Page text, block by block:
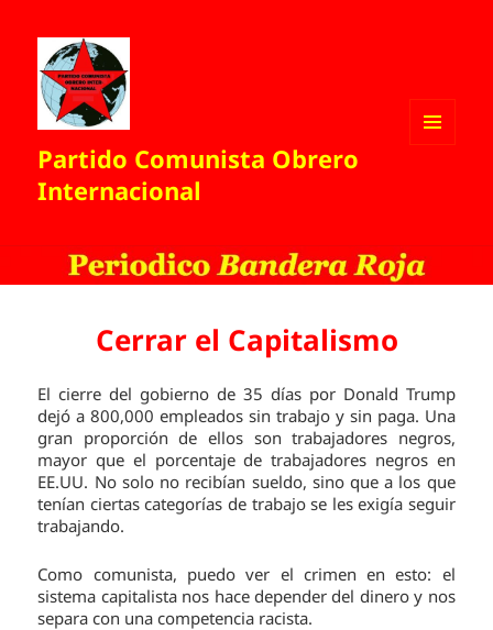
Partido Comunista Obrero
Internacional
Cerrar el Capitalismo
El cierre del gobierno de 35 días por Donald Trump
dejó a 800,000 empleados sin trabajo y sin paga. Una
gran proporción de ellos son trabajadores negros,
mayor que el porcentaje de trabajadores negros en
EE.UU. No solo no recibían sueldo, sino que a los que
tenían ciertas categorías de trabajo se les exigía seguir
trabajando.
Como comunista, puedo ver el crimen en esto: el
sistema capitalista nos hace depender del dinero y nos
separa con una competencia racista.